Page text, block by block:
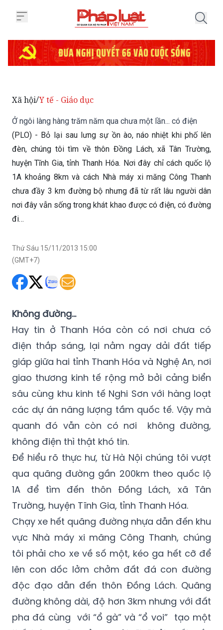
Ở ngôi làng hàng trăm năm qua chưa một lần... có điện
đèn, chúng tôi tìm về thôn Đồng Lách, xã Tân Trường,
huyện Tĩnh Gia, tỉnh Thanh Hóa. Nơi đây chỉ cách quốc lộ
1A khoảng 8km và cách Nhà máy xi măng Công Thanh
chưa đầy 3 km đường bộ nhưng đã từ rất lâu người dân
nơi đây vẫn sống trong khát khao được có điện, có đường
đi…
Thứ Sáu 15/11/2013 15:00
Không đường…
điện thắp sáng, lại nằm ngay dải đất tiếp
giáp giữa hai tỉnh Thanh Hóa và Nghệ An, nơi
giao thương kinh tế rộng mở bởi cảng biển
sâu cùng khu kinh tế Nghi Sơn với hàng loạt
các dự án năng lượng tầm quốc tế. Vậy mà
quanh đó vẫn còn có nơi không đường,
không điện thì thật khó tin.
Để hiểu rõ thực hư, từ Hà Nội chúng tôi vượt
qua quãng đường gần 200km theo quốc lộ
1A để tìm đến thôn Đồng Lách, xã Tân
Trường, huyện Tĩnh Gia, tỉnh Thanh Hóa.
Chạy xe hết quãng đường nhựa dẫn đến khu
vực Nhà máy xi măng Công Thanh, chúng
tôi phải cho xe về số một, kéo ga hết cỡ để
lên con dốc lởm chởm đất đá con đường
độc đạo dẫn đến thôn Đồng Lách. Quãng
đường không dài, độ hơn 3km nhưng với đất
pha đá cùng với “ổ gà” và “ổ voi” tạo một
thế trận ngăn cản người đi. Phải mất gần
một giờ đồng hồ ê ẩm với chiếc xe máy